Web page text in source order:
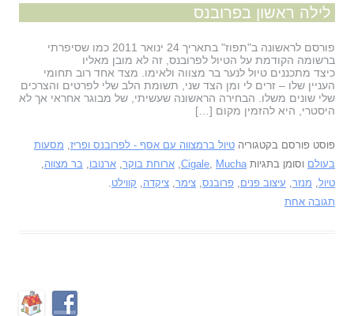
לילה ראשון בפרובנס
פורסם לראשונה ב"תפוז" בתאריך 24 ינואר 2011 כמו שסיפרתי
ברשומה הקודמת על הטיול לפרובנס, זה לא מובן מאליו
כיצד מתכננים טיול לנער בר מצווה ולאימו. מצד אחד רוב תחומי
העניין שלו – זרים לי ומן הצד שני, תשומת הלב שלי לפרטים והצרכים
שלי שונים משלו. הבחירה הראשונה שעשיתי, של מבוגר אחראי אך לא
היסטרי, היא להזמין מקום […]
פוסט פורסם בקטגוריה טיול ברמצווה עם אסף - לפרובנס ופריז, מסעות
בעולם וסומן בתגיות Cigale, Mucha
, ארוחת בוקר, ארנובו, בר מצווה,
טיול, מנזר, עיצוב פנים, פרובנס, צימר, ציקדה, קווילט.
תגובה אחת